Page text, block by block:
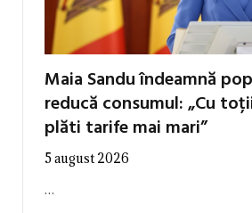
Maia Sandu îndeamnă
reducă consumul: „Cu
plăti tarife mai mari”
5 august 2026
…